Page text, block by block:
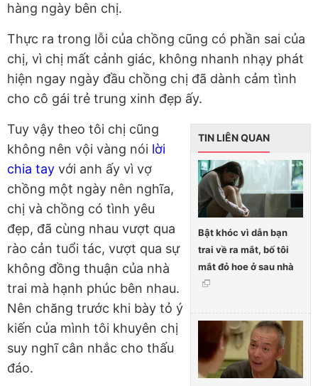
hàng ngày bên chị.
Thực ra trong lỗi của chồng cũng có phần sai của
chị, vì chị mất cảnh giác, không nhanh nhạy phát
hiện ngay ngày đầu chồng chị đã dành cảm tình
cho cô gái trẻ trung xinh đẹp ấy.
TIN LIÊN QUAN
Bật khóc vì dẫn bạn
trai về ra mắt, bố tôi
mắt đỏ hoe ở sau nhà
Tuy vậy theo tôi chị cũng
không nên vội vàng nói lời
chia tay với anh ấy vì vợ
chồng một ngày nên nghĩa,
chị và chồng có tình yêu
đẹp, đã cùng nhau vượt qua
rào cản tuổi tác, vượt qua sự
không đồng thuận của nhà
trai mà hạnh phúc bên nhau.
Nên chăng trước khi bày tỏ ý
kiến của mình tôi khuyên chị
suy nghĩ cân nhắc cho thấu
đáo.